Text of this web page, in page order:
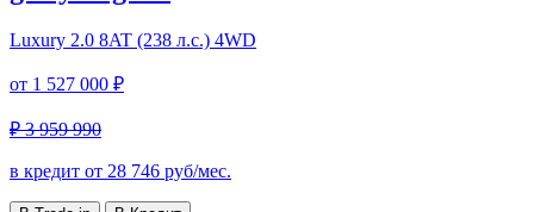
Luxury 2.0 8AT (238 л.с.) 4WD
от 1 527 000 ₽
₽ 3 959 990
в кредит от 28 746 руб/мес.